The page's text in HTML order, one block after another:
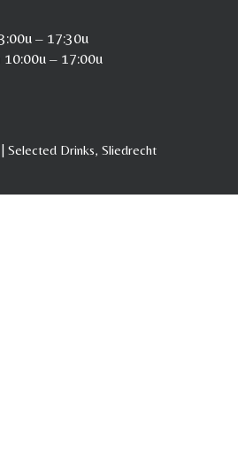
– 17:30u
– 17:00u
Drinks, Sliedrecht